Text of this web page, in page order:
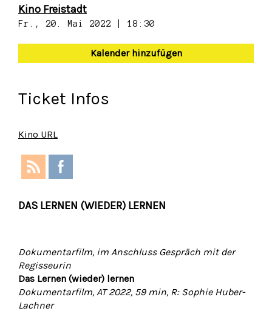
Kino Freistadt
Fr., 20. Mai 2022 | 18:30
Kalender hinzufügen
Ticket Infos
Kino URL
DAS LERNEN (WIEDER) LERNEN
Dokumentarfilm, im Anschluss Gespräch mit der
Regisseurin
Das Lernen (wieder) lernen
Dokumentarfilm, AT 2022, 59 min, R: Sophie Huber-
Lachner